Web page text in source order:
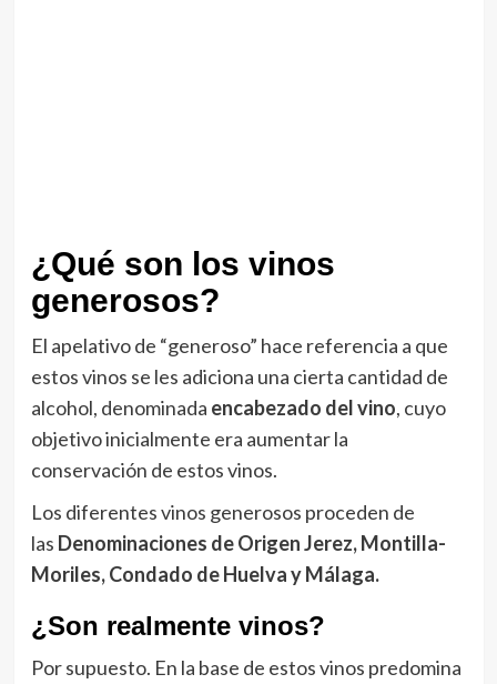
¿Qué son los vinos
generosos?
El apelativo de “generoso” hace referencia a que
estos vinos se les adiciona una cierta cantidad de
alcohol, denominada encabezado del vino, cuyo
objetivo inicialmente era aumentar la
conservación de estos vinos.
Los diferentes vinos generosos proceden de
las Denominaciones de Origen Jerez, Montilla-
Moriles, Condado de Huelva y Málaga.
¿Son realmente vinos?
Por supuesto. En la base de estos vinos predomina